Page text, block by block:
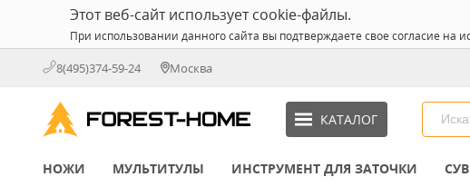
Этот веб-сайт использует cookie-файлы.
При использовании данного сайта вы подтверждаете свое согласие на
8(495)374-59-24 Москва
КАТАЛОГ
НОЖИ МУЛЬТИТУЛЫ ИНСТРУМЕНТ ДЛЯ ЗАТОЧКИ